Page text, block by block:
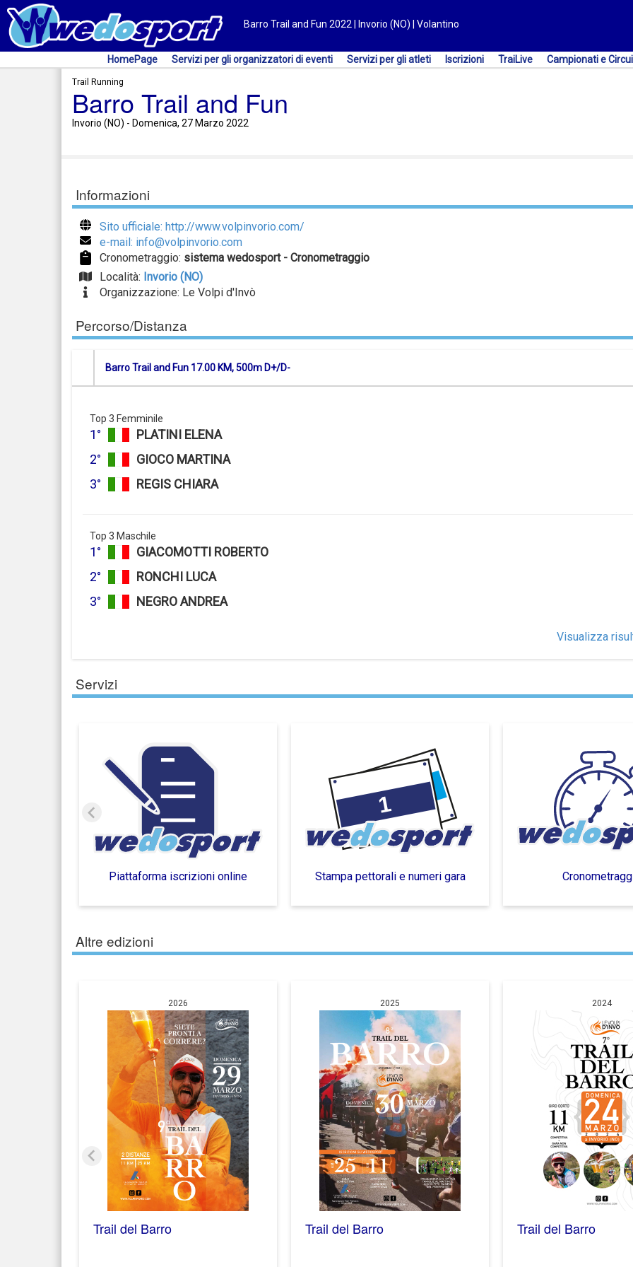
Barro Trail and Fun 2022 | Invorio (NO) | Volantino
HomePage Servizi per gli organizzatori di eventi Servizi per gli atleti Iscrizioni TraiLive Campionati e
Trail Running
Barro Trail and Fun
Invorio (NO) - Domenica, 27 Marzo 2022
Informazioni
Sito ufficiale: http://www.volpinvorio.com/
e-mail: info@volpinvorio.com
Cronometraggio: sistema wedosport - Cronometraggio
Località: Invorio (NO)
Organizzazione: Le Volpi d'Invò
Percorso/Distanza
Barro Trail and Fun 17.00 KM, 500m D+/D-
Top 3 Femminile
1° PLATINI ELENA
2°
GIOCO MARTINA
3°
REGIS CHIARA
Top 3 Maschile
1° GIACOMOTTI ROBERTO
2°
RONCHI LUCA
3°
NEGRO ANDREA
Visualizza
Servizi
Piattaforma iscrizioni online Stampa pettorali e numeri gara
Altre edizioni
2026
Trail del Barro
2025
Trail del Barro
2024
Trail del Barro